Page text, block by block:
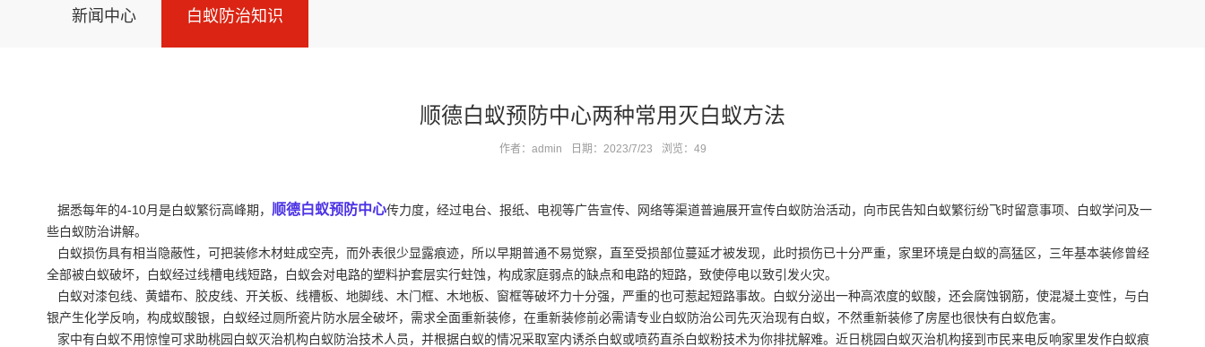
新闻中心 白蚁防治知识
顺德白蚁预防中心两种常用灭白蚁方法
作者：admin 日期：2023/7/23 浏览： 49
据悉每年的4-10月是白蚁繁衍高峰期， 顺德白蚁预防中心传力度，经过电台、报纸、电视等广告宣传、网络等渠道普遍展开宣传白蚁防治活动，向市民告知白蚁繁衍纷飞时留意事项、白蚁学问及一
些白蚁防治讲解。
白蚁损伤具有相当隐蔽性，可把装修木材蛀成空壳，而外表很少显露痕迹，所以早期普通不易觉察，直至受损部位蔓延才被发现，此时损伤已十分严重，家里环境是白蚁的高猛区，三年基本装修曾经
全部被白蚁破坏，白蚁经过线槽电线短路，白蚁会对电路的塑料护套层实行蛀蚀，构成家庭弱点的缺点和电路的短路，致使停电以致引发火灾。
白蚁对漆包线、黄蜡布、胶皮线、开关板、线槽板、地脚线、木门框、木地板、窗框等破坏力十分强，严重的也可惹起短路事故。白蚁分泌出一种高浓度的蚁酸，还会腐蚀钢筋，使混凝土变性，与白
银产生化学反响，构成蚁酸银，白蚁经过厕所瓷片防水层全破坏，需求全面重新装修，在重新装修前必需请专业白蚁防治公司先灭治现有白蚁，不然重新装修了房屋也很快有白蚁危害。
家中有白蚁不用惊惶可求助桃园白蚁灭治机构白蚁防治技术人员，并根据白蚁的情况采取室内诱杀白蚁或喷药直杀白蚁粉技术为你排扰解难。近日桃园白蚁灭治机构接到市民来电反响家里发作白蚁痕